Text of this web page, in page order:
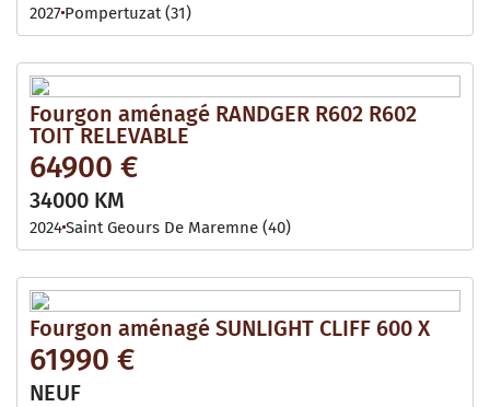
2027 Pompertuzat (31)
Fourgon aménagé RANDGER R602 R602
TOIT RELEVABLE
64900 €
34000 KM
2024Saint Geours De Maremne (40)
Fourgon aménagé SUNLIGHT CLIFF 600 X
61990 €
NEUF